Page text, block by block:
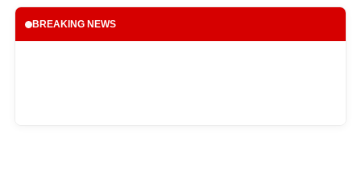
BREAKING NEWS